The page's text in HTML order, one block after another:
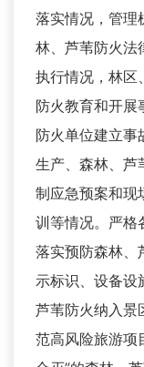
落实情况，管理
林、芦苇防火法
执行情况，林区
防火教育和开展
防火单位建立事
生产、森林、芦
制应急预案和现
训等情况。严格
落实预防森林、
示标识、设备设
芦苇防火纳入景
范高风险旅游项